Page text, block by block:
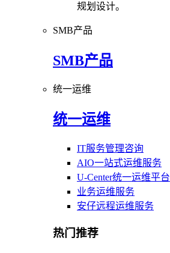
规划设计。
SMB产品
SMB产品
统一运维
统一运维
IT服务管理咨询
AIO一站式运维服务
U-Center统一运维平台
业务运维服务
安仔远程运维服务
热门推荐